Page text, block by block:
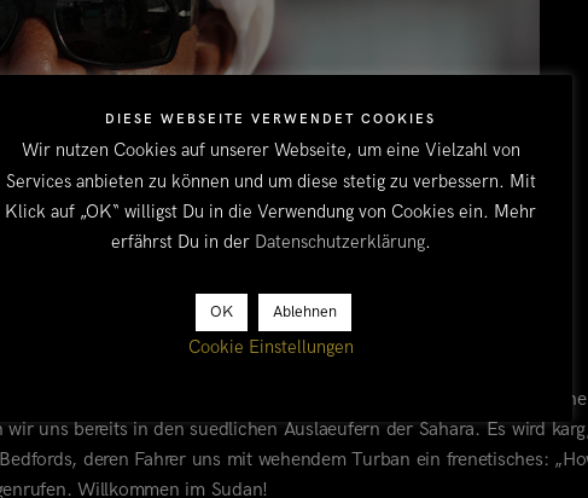
YOU?
dass man sich in einer anderen Welt befindet. Vom
uns bereits in den suedlichen Auslaeufern der Sahara. Es wird
deren Fahrer uns mit wehendem Turban ein frenetisches:
Willkommen im Sudan!
DIESE WEBSEITE VERWENDET COOKIES
Wir nutzen Cookies auf unserer Webseite, um eine Vielzahl von
Services anbieten zu können und um diese stetig zu verbessern. Mit
Klick auf „OK“ willigst Du in die Verwendung von Cookies ein. Mehr
erfährst Du in der Datenschutzerklärung.
OK Ablehnen
Cookie Einstellungen